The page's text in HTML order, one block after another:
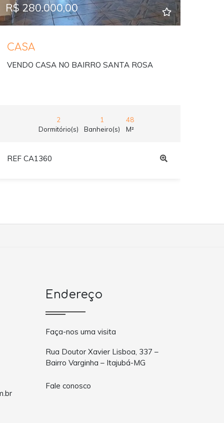
R$ 280.000,00
CASA
VENDO CASA NO BAIRRO SANTA ROSA
2
Dormitório(s)
1
Banheiro(s)
48
M²
REF CA1360
Endereço
Faça-nos uma visita
Rua Doutor Xavier Lisboa, 337 –
Bairro Varginha – Itajubá-MG
Fale conosco